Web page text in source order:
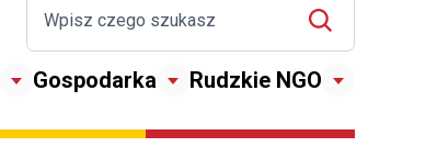
Gospodarka Rudzkie NGO